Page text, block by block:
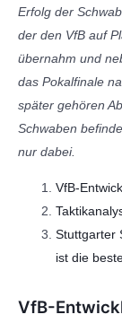
Erfolg der
der den VfB auf
übernahm und
das Pokalfinale
später gehören
Schwaben
nur dabei.
VfB-
Stuttgarter
ist die
VfB-